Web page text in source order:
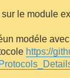
sur le module
modéle
https://